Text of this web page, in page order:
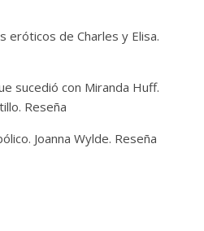
eróticos de Charles y Elisa.
sucedió con Miranda Huff.
Reseña
Joanna Wylde. Reseña